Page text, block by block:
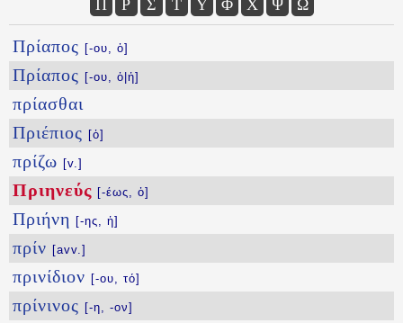
Π
Ρ Σ Τ Υ Φ Χ Ψ Ω
Πρίαπος [-ου, ὁ]
Πρίαπος [-ου, ὁ|ἡ]
πρίασθαι
Πριέπιος [ὁ]
πρίζω [v.]
Πριηνεύς [-έως, ὁ]
Πριήνη [-ης, ἡ]
πρίν [avv.]
πρινίδιον [-ου, τό]
πρίνινος [-η, -ον]